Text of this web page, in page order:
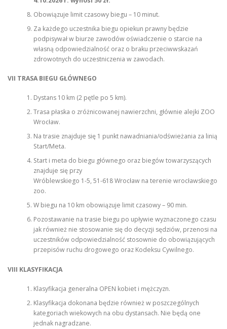
Obowiązuje limit czasowy biegu – 10 minut.
Za każdego uczestnika biegu opiekun prawny będzie
podpisywał w biurze zawodów oświadczenie o starcie na
własną odpowiedzialność oraz o braku przeciwwskazań
zdrowotnych do uczestniczenia w zawodach.
VII TRASA BIEGU GŁÓWNEGO
Dystans 10 km (2 pętle po 5 km).
Trasa płaska o zróżnicowanej nawierzchni, głównie alejki ZOO
Wrocław.
Na trasie znajduje się 1 punkt nawadniania/odświeżania za linią
Start/Meta.
Start i meta do biegu głównego oraz biegów towarzyszących
znajduje się przy
Wróblewskiego 1-5, 51-618 Wrocław na terenie wrocławskiego
zoo.
W biegu na 10 km obowiązuje limit czasowy – 90 min.
Pozostawanie na trasie biegu po upływie wyznaczonego czasu
jak również nie stosowanie się do decyzji sędziów, przenosi na
uczestników odpowiedzialność stosownie do obowiązujących
przepisów ruchu drogowego oraz Kodeksu Cywilnego.
VIII KLASYFIKACJA
Klasyfikacja generalna OPEN kobiet i mężczyzn.
Klasyfikacja dokonana będzie również w poszczególnych
kategoriach wiekowych na obu dystansach. Nie będą one
jednak nagradzane.